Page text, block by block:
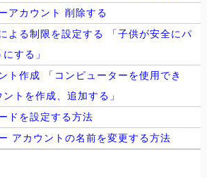
アカウント 削除する
よる制限を設定する 「子供が安全にパ
する」
ト作成 「コンピューターを使用でき
トを作成、追加する」
ドを設定する方法
アカウントの名前を変更する方法